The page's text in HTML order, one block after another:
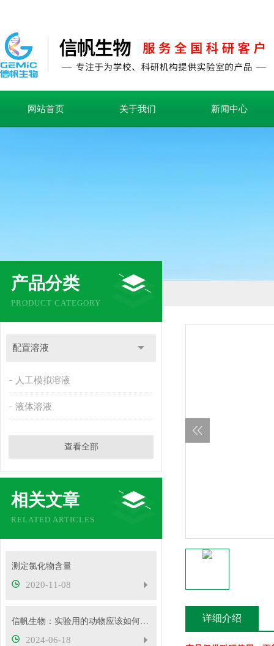
网站首页 关于我们 新闻中心
产品分类
PRODUCT CATEGORY
配置溶液
人工模拟溶液
液体溶液
查看全部
相关文章
RELATED ARTICLES
测定氯化物含量
2020-11-08
信帆生物：实验用的动物应该如何处理？
2024-06-18
详细介绍